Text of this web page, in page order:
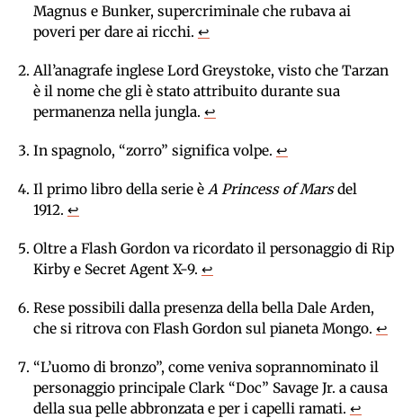
Magnus e Bunker, supercriminale che rubava ai
poveri per dare ai ricchi. ↩
All’anagrafe inglese Lord Greystoke, visto che Tarzan
è il nome che gli è stato attribuito durante sua
permanenza nella jungla. ↩
In spagnolo, “zorro” significa volpe. ↩
Il primo libro della serie è A Princess of Marsdel
1912. ↩
Oltre a Flash Gordon va ricordato il personaggio di Rip
Kirby e Secret Agent X-9. ↩
Rese possibili dalla presenza della bella Dale Arden,
che si ritrova con Flash Gordon sul pianeta Mongo. ↩
“L’uomo di bronzo”, come veniva soprannominato il
personaggio principale Clark “Doc” Savage Jr. a causa
della sua pelle abbronzata e per i capelli ramati. ↩